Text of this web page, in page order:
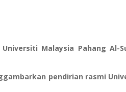
Malaysia Pahang Al-
pendirian rasmi